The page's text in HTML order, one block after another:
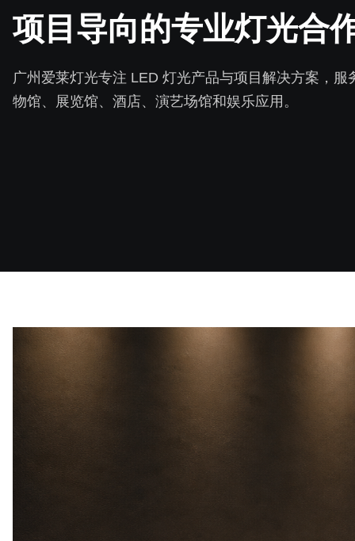
项目导向的专业灯光合
广州爱莱灯光专注 LED 灯光产品与项目解决方案，
物馆、展览馆、酒店、演艺场馆和娱乐应用。